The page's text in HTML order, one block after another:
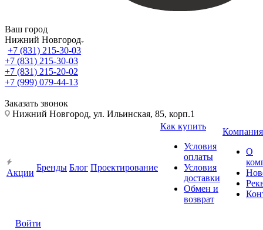
Ваш город
Нижний Новгород
+7 (831) 215-30-03
+7 (831) 215-30-03
+7 (831) 215-20-02
+7 (999) 079-44-13
Заказать звонок
Нижний Новгород, ул. Ильинская, 85, корп.1
Акции
Бренды Блог Проектирование
Как купить
Условия
оплаты
Условия
доставки
Обмен и
возврат
Компания
О
Войти